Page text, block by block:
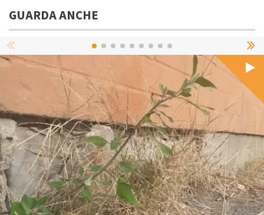
GUARDA ANCHE